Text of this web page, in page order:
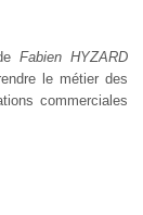
Fabien HYZARD
le métier des
commerciales